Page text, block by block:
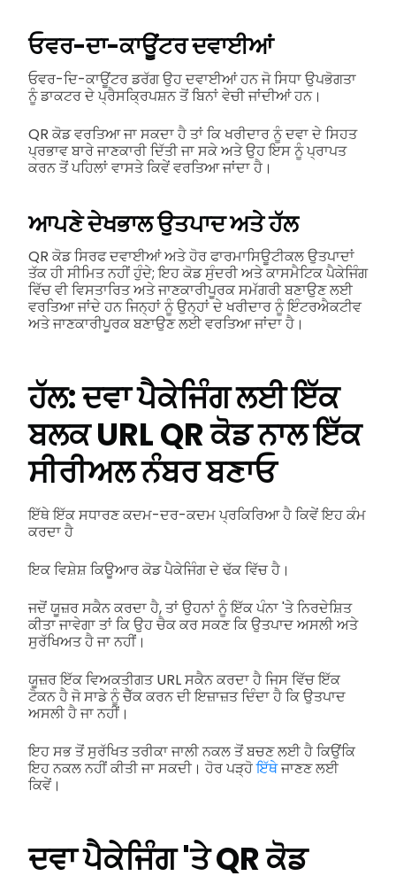
ਓਵਰ-ਦਾ-ਕਾਊਂਟਰ ਦਵਾਈਆਂ
ਓਵਰ-ਦਿ-ਕਾਊਂਟਰ ਡਰੱਗ ਉਹ ਦਵਾਈਆਂ ਹਨ ਜੋ ਸਿਧਾ ਉਪਭੋਗਤਾ
ਨੂੰ ਡਾਕਟਰ ਦੇ ਪ੍ਰੈਸਕ੍ਰਿਪਸ਼ਨ ਤੋਂ ਬਿਨਾਂ ਵੇਚੀ ਜਾਂਦੀਆਂ ਹਨ।
QR ਕੋਡ ਵਰਤਿਆ ਜਾ ਸਕਦਾ ਹੈ ਤਾਂ ਕਿ ਖਰੀਦਾਰ ਨੂੰ ਦਵਾ ਦੇ ਸਿਹਤ
ਪ੍ਰਭਾਵ ਬਾਰੇ ਜਾਣਕਾਰੀ ਦਿੱਤੀ ਜਾ ਸਕੇ ਅਤੇ ਉਹ ਇਸ ਨੂੰ ਪ੍ਰਾਪਤ
ਕਰਨ ਤੋਂ ਪਹਿਲਾਂ ਵਾਸਤੇ ਕਿਵੇਂ ਵਰਤਿਆ ਜਾਂਦਾ ਹੈ।
ਆਪਣੇ ਦੇਖਭਾਲ ਉਤਪਾਦ ਅਤੇ ਹੱਲ
QR ਕੋਡ ਸਿਰਫ ਦਵਾਈਆਂ ਅਤੇ ਹੋਰ ਫਾਰਮਾਸਿਊਟੀਕਲ ਉਤਪਾਦਾਂ
ਤੱਕ ਹੀ ਸੀਮਿਤ ਨਹੀਂ ਹੁੰਦੇ; ਇਹ ਕੋਡ ਸੁੰਦਰੀ ਅਤੇ ਕਾਸਮੈਟਿਕ ਪੈਕੇਜਿੰਗ
ਵਿੱਚ ਵੀ ਵਿਸਤਾਰਿਤ ਅਤੇ ਜਾਣਕਾਰੀਪੂਰਕ ਸਮੱਗਰੀ ਬਣਾਉਣ ਲਈ
ਵਰਤਿਆ ਜਾਂਦੇ ਹਨ ਜਿਨ੍ਹਾਂ ਨੂੰ ਉਨ੍ਹਾਂ ਦੇ ਖਰੀਦਾਰ ਨੂੰ ਇੰਟਰਐਕਟੀਵ
ਅਤੇ ਜਾਣਕਾਰੀਪੂਰਕ ਬਣਾਉਣ ਲਈ ਵਰਤਿਆ ਜਾਂਦਾ ਹੈ।
ਹੱਲ: ਦਵਾ ਪੈਕੇਜਿੰਗ ਲਈ ਇੱਕ
ਬਲਕ URL QR ਕੋਡ ਨਾਲ ਇੱਕ
ਸੀਰੀਅਲ ਨੰਬਰ ਬਣਾਓ
ਇੱਥੇ ਇੱਕ ਸਧਾਰਣ ਕਦਮ-ਦਰ-ਕਦਮ ਪ੍ਰਕਿਰਿਆ ਹੈ ਕਿਵੇਂ ਇਹ ਕੰਮ
ਕਰਦਾ ਹੈ
ਇਕ ਵਿਸ਼ੇਸ਼ ਕਿਊਆਰ ਕੋਡ ਪੈਕੇਜਿੰਗ ਦੇ ਢੱਕ ਵਿੱਚ ਹੈ।
ਜਦੋਂ ਯੂਜ਼ਰ ਸਕੈਨ ਕਰਦਾ ਹੈ, ਤਾਂ ਉਹਨਾਂ ਨੂੰ ਇੱਕ ਪੰਨਾ 'ਤੇ ਨਿਰਦੇਸ਼ਿਤ
ਕੀਤਾ ਜਾਵੇਗਾ ਤਾਂ ਕਿ ਉਹ ਚੈਕ ਕਰ ਸਕਣ ਕਿ ਉਤਪਾਦ ਅਸਲੀ ਅਤੇ
ਸੁਰੱਖਿਅਤ ਹੈ ਜਾ ਨਹੀਂ।
ਯੂਜ਼ਰ ਇੱਕ ਵਿਅਕਤੀਗਤ URL ਸਕੈਨ ਕਰਦਾ ਹੈ ਜਿਸ ਵਿੱਚ ਇੱਕ
ਟੋਕਨ ਹੈ ਜੋ ਸਾਡੇ ਨੂੰ ਚੈੱਕ ਕਰਨ ਦੀ ਇਜ਼ਾਜ਼ਤ ਦਿੰਦਾ ਹੈ ਕਿ ਉਤਪਾਦ
ਅਸਲੀ ਹੈ ਜਾ ਨਹੀਂ।
ਇਹ ਸਭ ਤੋਂ ਸੁਰੱਖਿਤ ਤਰੀਕਾ ਜਾਲੀ ਨਕਲ ਤੋਂ ਬਚਣ ਲਈ ਹੈ ਕਿਉਂਕਿ
ਇਹ ਨਕਲ ਨਹੀਂ ਕੀਤੀ ਜਾ ਸਕਦੀ। ਹੋਰ ਪੜ੍ਹੋਇੱਥੇਜਾਣਣ ਲਈ
ਕਿਵੇਂ।
ਦਵਾ ਪੈਕੇਜਿੰਗ 'ਤੇ QR ਕੋਡ